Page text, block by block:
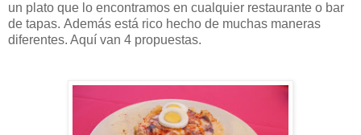
un plato que lo encontramos en cualquier restaurante o bar
de tapas. Además está rico hecho de muchas maneras
diferentes. Aquí van 4 propuestas.